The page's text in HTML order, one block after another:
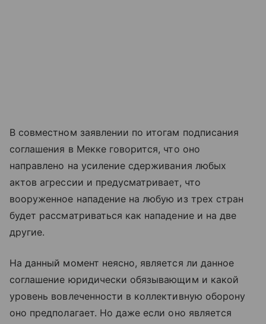
В совместном заявлении по итогам подписания
соглашения в Мекке говорится, что оно
направлено на усиление сдерживания любых
актов агрессии и предусматривает, что
вооруженное нападение на любую из трех стран
будет рассматриваться как нападение и на две
другие.
На данный момент неясно, является ли данное
соглашение юридически обязывающим и какой
уровень вовлеченности в коллективную оборону
оно предполагает. Но даже если оно является